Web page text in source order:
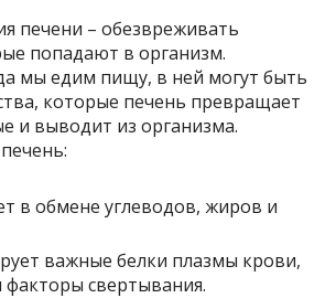
печени – обезвреживать
попадают в организм.
мы едим пищу, в ней могут быть
которые печень превращает
и выводит из организма.
в обмене углеводов, жиров и
важные белки плазмы крови,
факторы свертывания.